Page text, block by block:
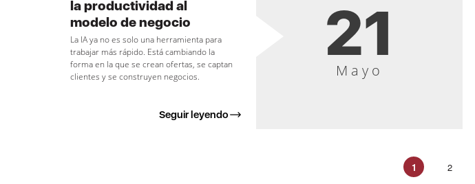
21
Mayo
la productividad al
modelo de negocio
La IA ya no es solo una herramienta para
trabajar más rápido. Está cambiando la
forma en la que se crean ofertas, se captan
clientes y se construyen negocios.
Seguir leyendo
Página
1 Página
2